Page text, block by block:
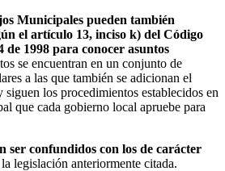
Municipales pueden también
el artículo 13, inciso k) del Código
1998 para conocer asuntos
se encuentran en un conjunto de
a las que también se adicionan el
los procedimientos establecidos en
que cada gobierno local apruebe para
ser confundidos con los de carácter
legislación anteriormente citada.